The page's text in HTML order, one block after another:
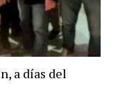
a días del